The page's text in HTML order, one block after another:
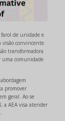
farol de unidade e
visão convincente
transformadora
uma comunidade
promover
geral. Ao se
a AEA visa atender